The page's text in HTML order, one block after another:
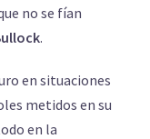
no se fían
.
en situaciones
metidos en su
en la